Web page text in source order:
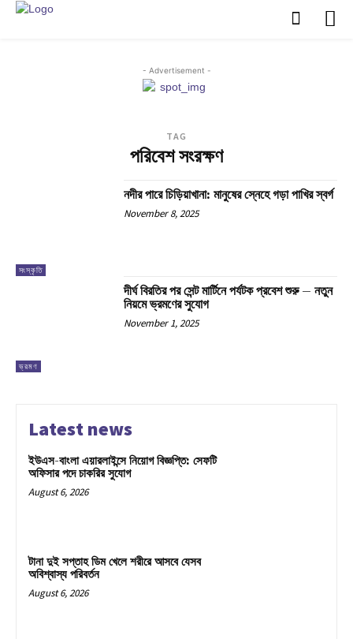
- Advertisement -
TAG
পরিবেশ সংরক্ষণ
সংস্কৃতি
নদীর পারে চিড়িয়াখানা: মানুষের স্নেহে গড়া পাখির স্বর্গ
November 8, 2025
ভ্রমণ
দীর্ঘ বিরতির পর সেন্ট মার্টিনে পর্যটক প্রবেশ শুরু – নতুন
নিয়মে ভ্রমণের সুযোগ
November 1, 2025
Latest news
ইউএস-বাংলা এয়ারলাইন্সে নিয়োগ বিজ্ঞপ্তি: সেফটি
অফিসার পদে চাকরির সুযোগ
August 6, 2026
টানা দুই সপ্তাহ ডিম খেলে শরীরে আসবে যেসব
অবিশ্বাস্য পরিবর্তন
August 6, 2026